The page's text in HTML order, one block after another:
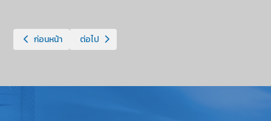
เนื้อหาก่อนหน้า: DLD e-Payment กลาง กรมปศุสัตว์ คู่มือการใช้งานระบบ
ก่อนหน้า เนื้อหาถัดไป: คู่มือเรื่องการตรวจสอบใบสำคัญเบิกจ่ายใ
ต่อไป